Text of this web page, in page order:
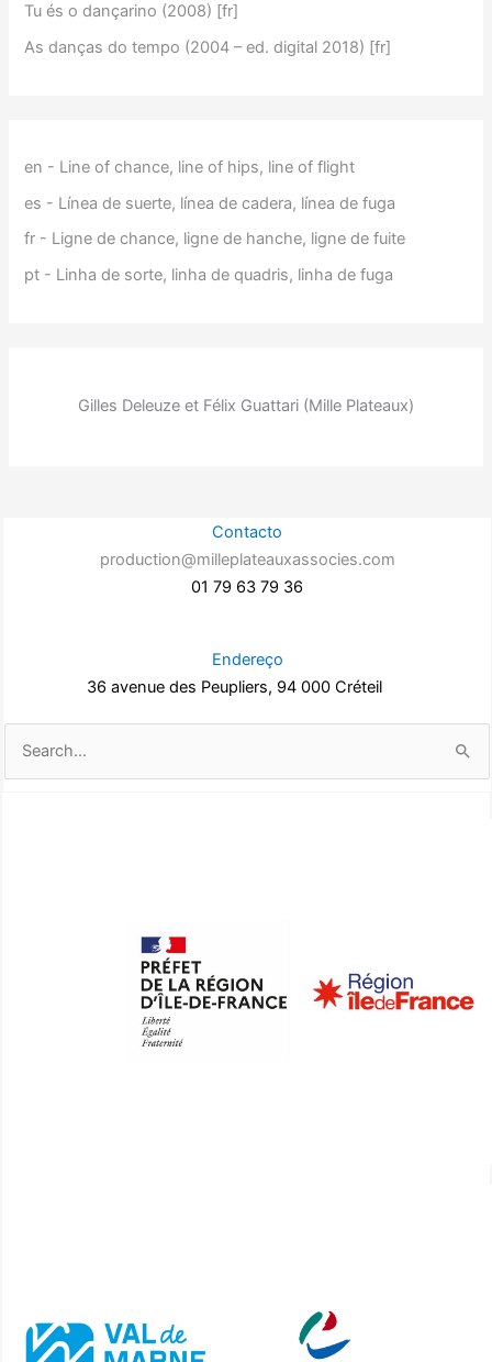
Tu és o dançarino (2008) [fr]
As danças do tempo (2004 – ed. digital 2018) [fr]
en - Line of chance, line of hips, line of flight
es - Línea de suerte, línea de cadera, línea de fuga
fr - Ligne de chance, ligne de hanche, ligne de fuite
pt - Linha de sorte, linha de quadris, linha de fuga
Gilles Deleuze et Félix Guattari (Mille Plateaux)
Contacto
production@milleplateauxassocies.com
01 79 63 79 36
Endereço
36 avenue des Peupliers, 94 000 Créteil
por: